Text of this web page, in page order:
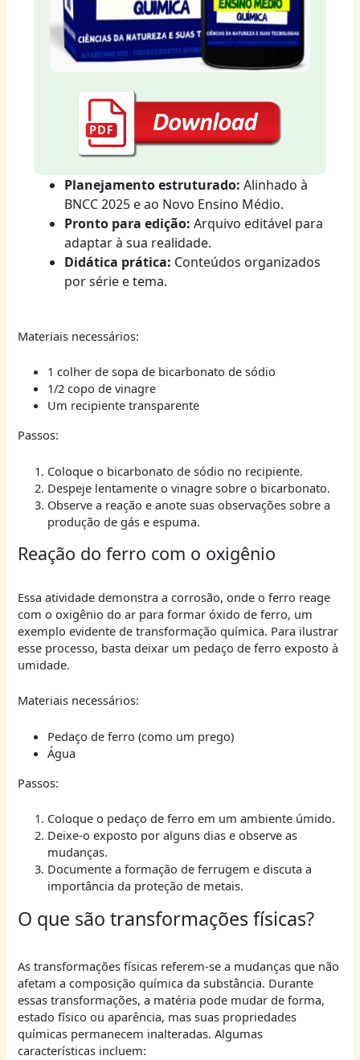
Planejamento estruturado: Alinhado à
BNCC 2025 e ao Novo Ensino Médio.
Pronto para edição: Arquivo editável para
adaptar à sua realidade.
Didática prática: Conteúdos organizados
por série e tema.
Materiais necessários:
1 colher de sopa de bicarbonato de sódio
1/2 copo de vinagre
Um recipiente transparente
Passos:
Coloque o bicarbonato de sódio no recipiente.
Despeje lentamente o vinagre sobre o bicarbonato.
Observe a reação e anote suas observações sobre a
produção de gás e espuma.
Reação do ferro com o oxigênio
Essa atividade demonstra a corrosão, onde o ferro reage
com o oxigênio do ar para formar óxido de ferro, um
exemplo evidente de transformação química. Para ilustrar
esse processo, basta deixar um pedaço de ferro exposto à
umidade.
Materiais necessários:
Pedaço de ferro (como um prego)
Água
Passos:
Coloque o pedaço de ferro em um ambiente úmido.
Deixe-o exposto por alguns dias e observe as
mudanças.
Documente a formação de ferrugem e discuta a
importância da proteção de metais.
O que são transformações físicas?
As transformações físicas referem-se a mudanças que não
afetam a composição química da substância. Durante
essas transformações, a matéria pode mudar de forma,
estado físico ou aparência, mas suas propriedades
químicas permanecem inalteradas. Algumas
características incluem: